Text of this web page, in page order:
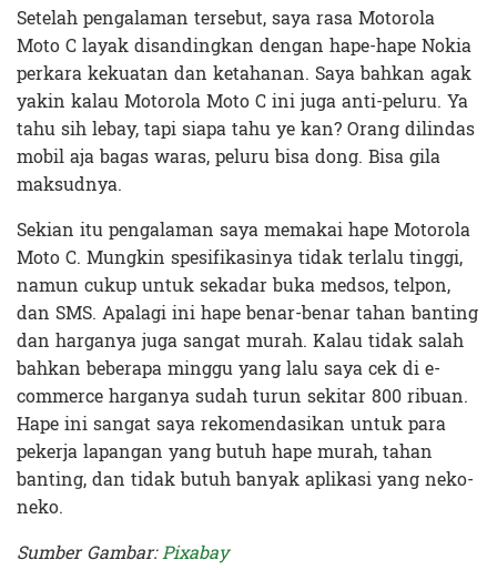
Setelah pengalaman tersebut, saya rasa Motorola
Moto C layak disandingkan dengan hape-hape Nokia
perkara kekuatan dan ketahanan. Saya bahkan agak
yakin kalau Motorola Moto C ini juga anti-peluru. Ya
tahu sih lebay, tapi siapa tahu ye kan? Orang dilindas
mobil aja bagas waras, peluru bisa dong. Bisa gila
maksudnya.
Sekian itu pengalaman saya memakai hape Motorola
Moto C. Mungkin spesifikasinya tidak terlalu tinggi,
namun cukup untuk sekadar buka medsos, telpon,
dan SMS. Apalagi ini hape benar-benar tahan banting
dan harganya juga sangat murah. Kalau tidak salah
bahkan beberapa minggu yang lalu saya cek di e-
commerce harganya sudah turun sekitar 800 ribuan.
Hape ini sangat saya rekomendasikan untuk para
pekerja lapangan yang butuh hape murah, tahan
banting, dan tidak butuh banyak aplikasi yang neko-
neko.
Sumber Gambar:Pixabay